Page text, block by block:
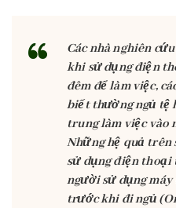
Các nhà nghiên
khi sử dụng điện
đêm để làm việc,
biết thường ngủ tệ
trung làm việc vào
Những hệ quả trên
sử dụng điện thoại
người sử dụng
trước khi đi ngủ